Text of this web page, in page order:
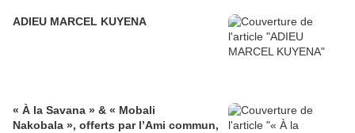
ADIEU MARCEL KUYENA
« À la Savana » & « Mobali
Nakobala », offerts par l’Ami commun,